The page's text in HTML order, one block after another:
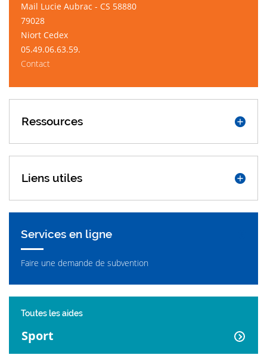
Mail Lucie Aubrac - CS 58880
79028
Niort Cedex
05.49.06.63.59.
Contact
Ressources
Liens utiles
Services en ligne
Faire une demande de subvention
Toutes les aides
Sport